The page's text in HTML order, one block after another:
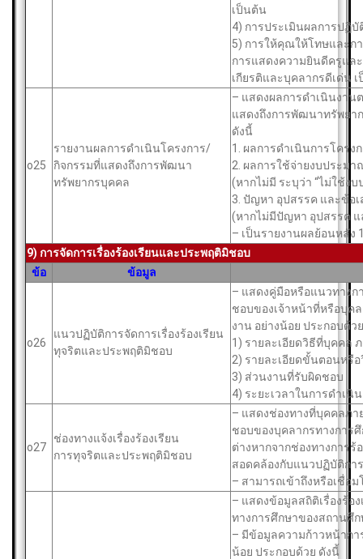
เป็นต้น
4) การประเมินผลการปฏิ
5) การให้คุณให้โทษและก
การแสดงความยินดีครูแล
เกียรติและบุคลากรดีเด่น
o25
รายงานผลการดําเนินโครงการ/
กิจกรรมที่แสดงถึงการพัฒนา
ทรัพยากรบุคคล
– แสดงผลการดําเนินงาน
แสดงถึงการพัฒนาทรัพยา
ดังนี้
1. ผลการดําเนินการโครง
2. ผลการใช้จ่ายงบประมา
(หากไม่มี ระบุว่า “ไม่ใช้ง
3. ปัญหา อุปสรรค และข้อ
(หากไม่มีปัญหา อุปสรรค แ
– เป็นรายงานผลย้อนหลัง
9) การจัดการเรื่องร้องเรียนและประพฤติมิชอบ
ข้อ
ข้อมูล
o26
แนวปฏิบัติการจัดการเรื่องร้องเรียน
ทุจริตและประพฤติมิชอบ
– แสดงคู่มือหรือแนวทางก
ชอบของเจ้าหน้าที่หรือบุค
งาน อย่างน้อย ประกอบด้ว
1) รายละเอียดวิธีที่บุคคล
2) รายละเอียดขั้นตอนหรือ
3) ส่วนงานที่รับผิดชอบ
4) ระยะเวลาในการดำเนิ
o27
ช่องทางแจ้งเรื่องร้องเรียน
การทุจริตและประพฤติมิชอบ
– แสดงช่องทางที่บุคคลภา
ชอบของบุคลากรทางการ
ต่างหากจากช่องทางการร้
สอดคล้องกับแนวปฏิบัติกา
– สามารถเข้าถึงหรือเชื่อ
– แสดงข้อมูลสถิติเรื่องร้อ
ทางการศึกษาของสถานศึก
– มีข้อมูลความก้าวหน้ากา
น้อย ประกอบด้วย ดังนี้